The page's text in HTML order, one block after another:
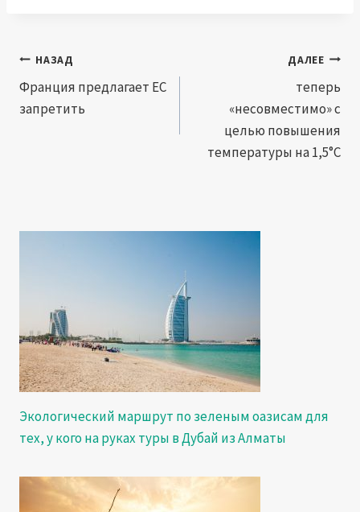
Навигация
по
записям
НАЗАД
Франция предлагает ЕС
запретить
ДАЛЕЕ
теперь
«несовместимо» с
целью повышения
температуры на 1,5°C
Экологический маршрут по зеленым оазисам для
тех, у кого на руках туры в Дубай из Алматы